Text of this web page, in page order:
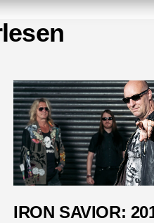
IRON SAVIOR: